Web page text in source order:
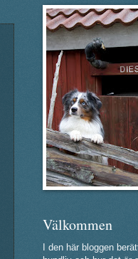
Välkommen
I den här bloggen